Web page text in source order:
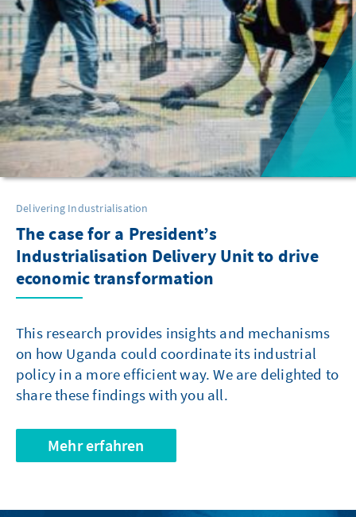
Delivering Industrialisation
The case for a President’s
Industrialisation Delivery Unit to drive
economic transformation
This research provides insights and mechanisms
on how Uganda could coordinate its industrial
policy in a more efficient way. We are delighted to
share these findings with you all.
Mehr erfahren